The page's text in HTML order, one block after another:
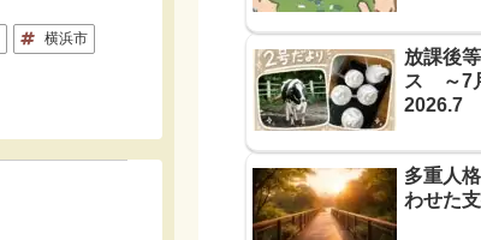
横浜市
放課後
ス ～7
2026.7
多重人
わせた